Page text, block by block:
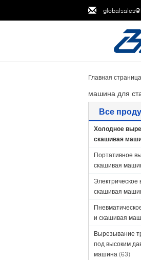
Главная страница
машина для
Все
Холодное
скашивая
Портативное
скашивая
скашивая
и скашивая
Вырезывание
под высоким
машина (63)